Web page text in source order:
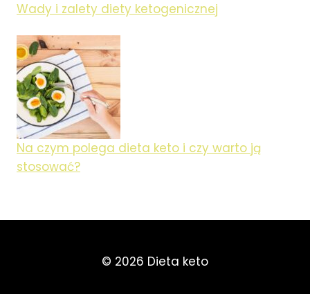
Wady i zalety diety ketogenicznej
Na czym polega dieta keto i czy warto ją
stosować?
© 2026 Dieta keto